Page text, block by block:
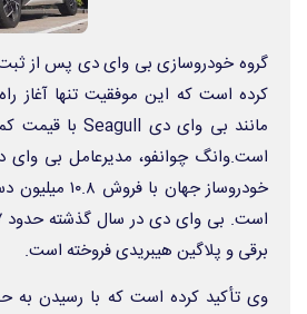
کرده است که این موفقیت تنها آغاز
است.وانگ چوانفو، مدیرعامل بی‌ وای‌
برقی و پلاگین هیبریدی فروخته است.
وی تأکید کرده است که با رسیدن به